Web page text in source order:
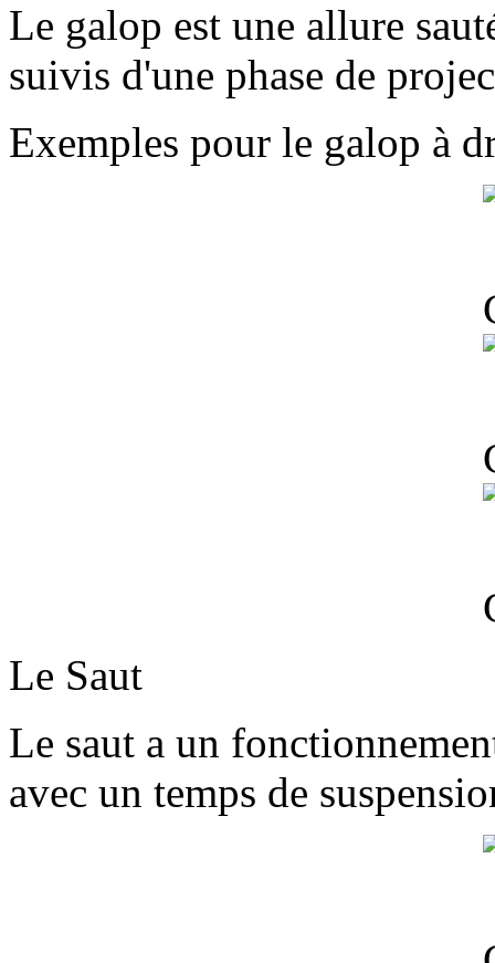
Le galop est une allure
suivis d'une phase de
Exemples pour le galop à
Le Saut
Le saut a un
avec un temps de